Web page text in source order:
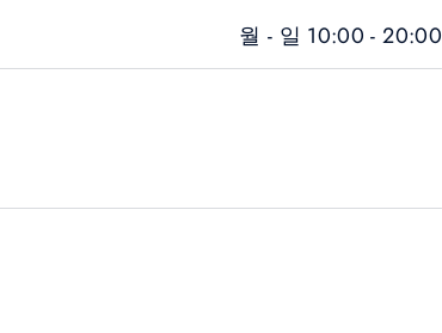
통 마사지, 딥 티슈, 발리니즈 등 다
, 정교하고 직관적인 케어로 진행됩
를 환하게 가꿔주는 인기 있는 태
여행으로 이어집니다. 투숙객은 호
지에서 고요한 야외 공간 속 평온을
월 - 일 10:00 - 20:00